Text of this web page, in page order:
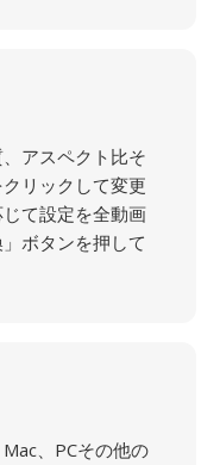
アスペクト比そ
リックして変更
て設定を全動画
ボタンを押して
、PCその他の